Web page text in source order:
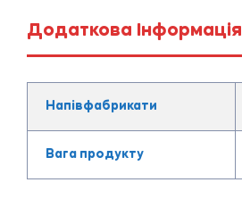
Додаткова Інформація
Напівфабрикати
Вага продукту